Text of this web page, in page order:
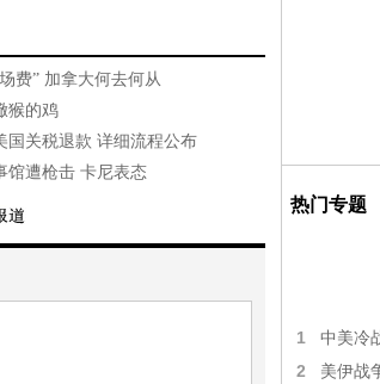
费” 加拿大何去何从
猴的鸡
国关税退款 详细流程公布
馆遭枪击 卡尼表态
热门专题
1 中美冷
2 美伊战